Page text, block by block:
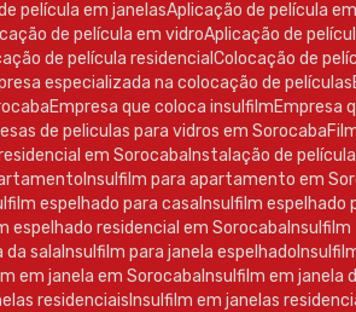
de película em janelas Aplicação de película
de película em vidro Aplicação de
de película residencial Colocação de
especializada na colocação de películas
Empresa que coloca insulfilm Empresa
de peliculas para vidros em Sorocaba
em Sorocaba Instalação de
Insulfilm para apartamento em
espelhado para casa Insulfilm espelhado
espelhado residencial em Sorocaba
da sala Insulfilm para janela espelhado
em janela em Sorocaba Insulfilm em janela
residenciais Insulfilm em janelas